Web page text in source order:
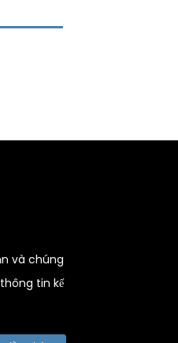
và chúng
tin kế